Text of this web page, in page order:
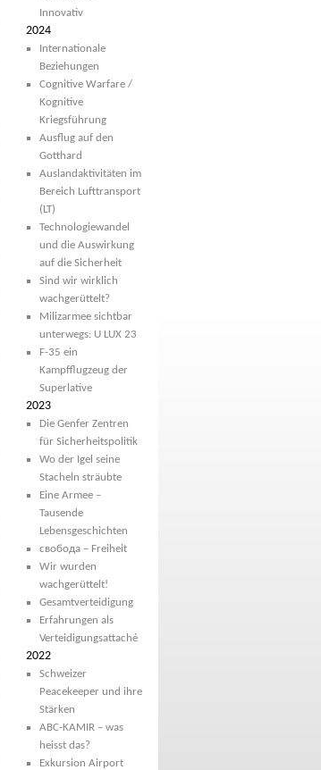
Innovativ
2024
Internationale
Beziehungen
Cognitive Warfare /
Kognitive
Kriegsführung
Ausflug auf den
Gotthard
Auslandaktivitäten im
Bereich Lufttransport
(LT)
Technologiewandel
und die Auswirkung
auf die Sicherheit
Sind wir wirklich
wachgerüttelt?
Milizarmee sichtbar
unterwegs: U LUX 23
F-35 ein
Kampfflugzeug der
Superlative
2023
Die Genfer Zentren
für Sicherheitspolitik
Wo der Igel seine
Stacheln sträubte
Eine Armee –
Tausende
Lebensgeschichten
свобода – Freiheit
Wir wurden
wachgerüttelt!
Gesamtverteidigung
Erfahrungen als
Verteidigungsattaché
2022
Schweizer
Peacekeeper und ihre
Stärken
ABC-KAMIR – was
heisst das?
Exkursion Airport